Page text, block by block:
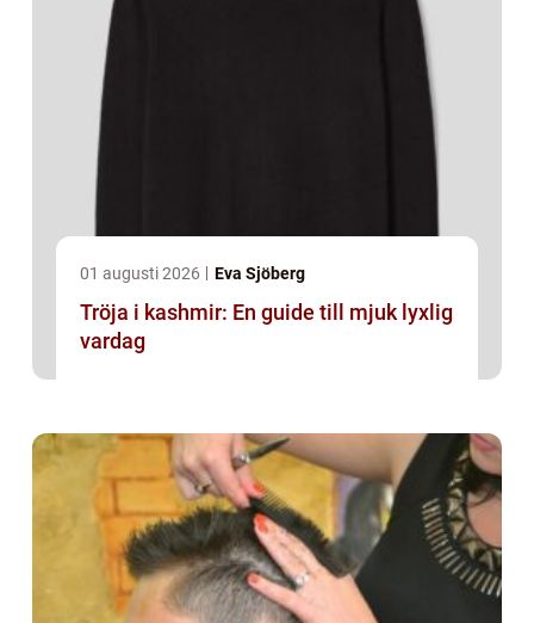
01 augusti 2026 Eva Sjöberg
Tröja i kashmir: En guide till mjuk lyxlig
vardag